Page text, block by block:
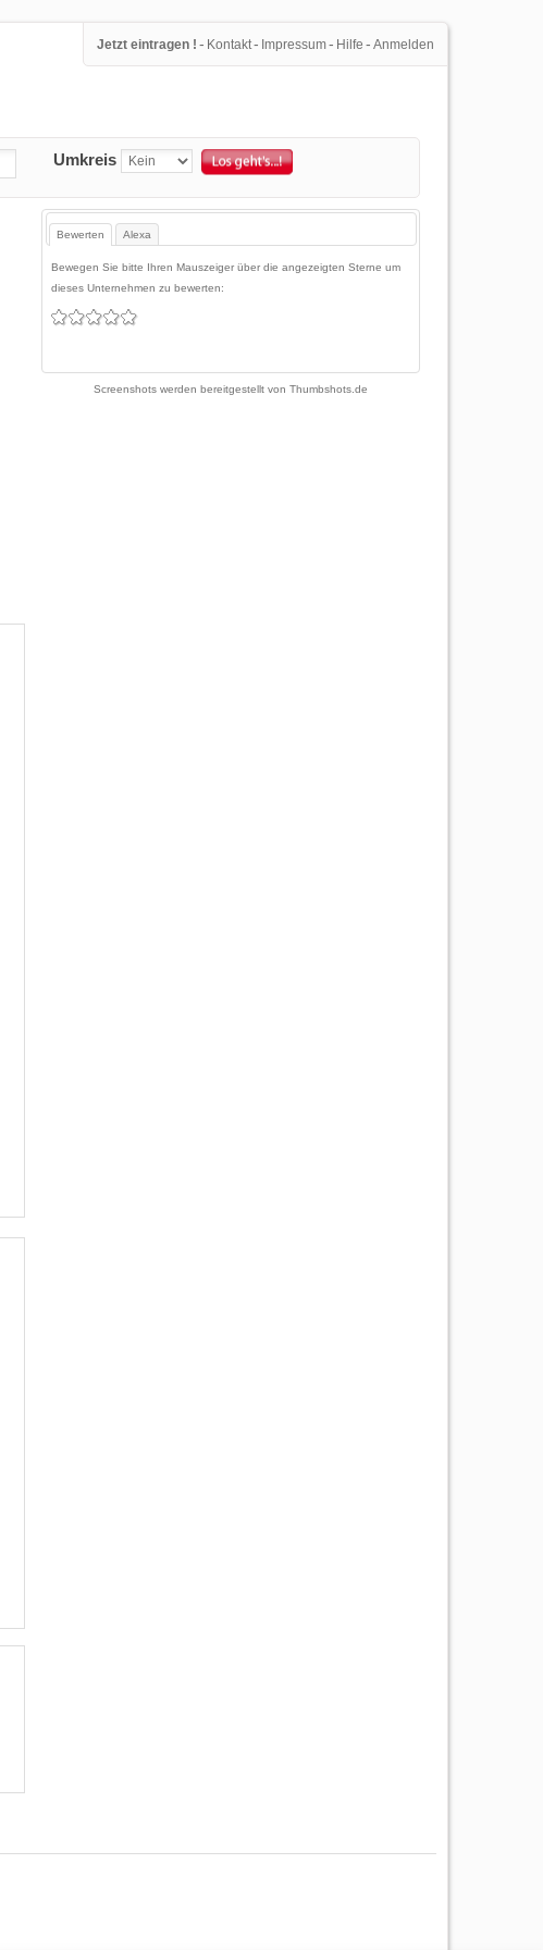
Jetzt eintragen ! - Kontakt- Impressum- Hilfe - Anmelden
Umkreis
Bewerten Alexa
Bewegen Sie bitte Ihren Mauszeiger über die angezeigten Sterne um
dieses Unternehmen zu bewerten:
Screenshots werden bereitgestellt vonThumbshots.de